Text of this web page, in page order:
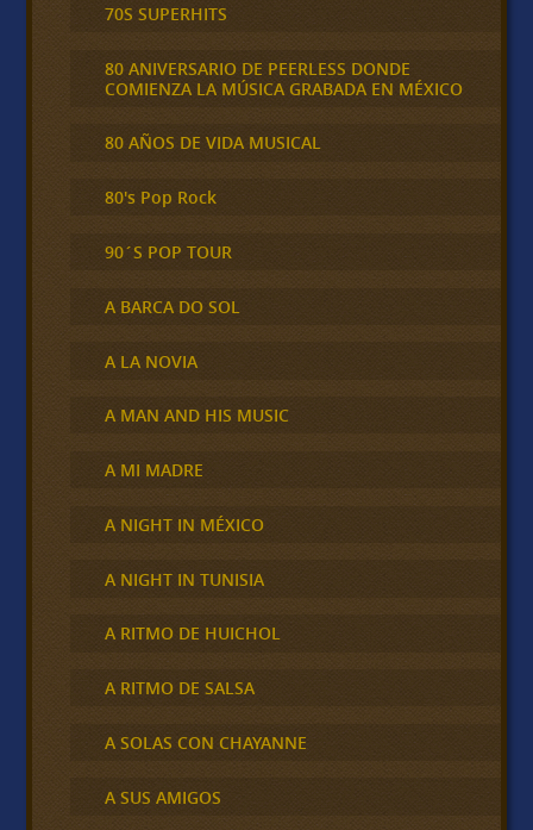
70S SUPERHITS
80 ANIVERSARIO DE PEERLESS DONDE
COMIENZA LA MÚSICA GRABADA EN MÉXICO
80 AÑOS DE VIDA MUSICAL
80's Pop Rock
90´S POP TOUR
A BARCA DO SOL
A LA NOVIA
A MAN AND HIS MUSIC
A MI MADRE
A NIGHT IN MÉXICO
A NIGHT IN TUNISIA
A RITMO DE HUICHOL
A RITMO DE SALSA
A SOLAS CON CHAYANNE
A SUS AMIGOS